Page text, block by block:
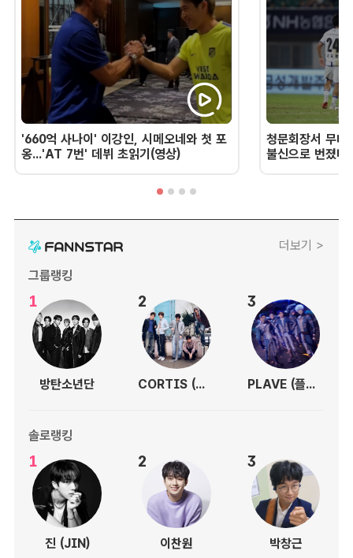
'660억 사나이' 이강인, 시메오네와 첫 포
옹...'AT 7번' 데뷔 초읽기(영상)
청문회장서 무너
불신으로 번졌
더보기 >
그룹랭킹
1
방탄소년단
2
CORTIS (코르티스)
3
PLAVE (플레이브)
솔로랭킹
1
진 (JIN)
2
이찬원
3
박창근